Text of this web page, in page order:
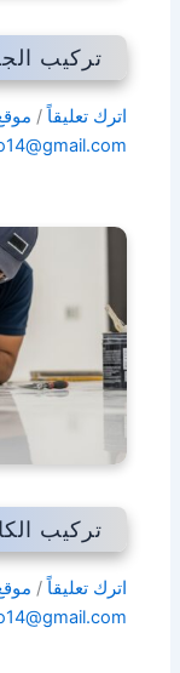
تركيب
اترك تعليقاً /
تركيب
اترك تعليقاً /